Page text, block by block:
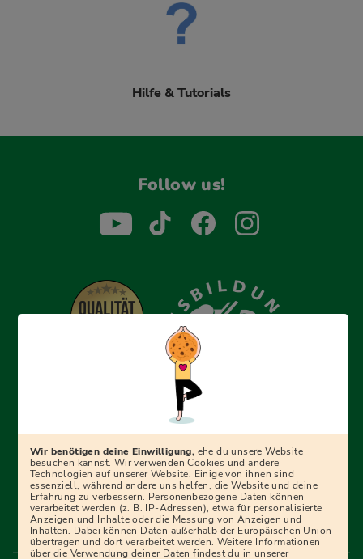
Hilfe & Tutorials
Follow us!
Erfolgreich bewerben mit Ausbildungspark: Wir
begleiten dich Schritt für Schritt bei deinem Start in den
Ratgebern und Prüfungspaketen, interaktiven
Videokursen und vielem mehr. Für alle, die was werden
wollen!
Wir benötigen deine Einwilligung, ehe du unsere Website
besuchen kannst. Wir verwenden Cookies und andere
Technologien auf unserer Website. Einige von ihnen sind
essenziell, während andere uns helfen, die Website und deine
Erfahrung zu verbessern. Personenbezogene Daten können
verarbeitet werden (z. B. IP-Adressen), etwa für personalisierte
Anzeigen und Inhalte oder die Messung von Anzeigen und
Inhalten. Dabei können Daten außerhalb der Europäischen Union
übertragen und dort verarbeitet werden. Weitere Informationen
über die Verwendung deiner Daten findest du in unserer